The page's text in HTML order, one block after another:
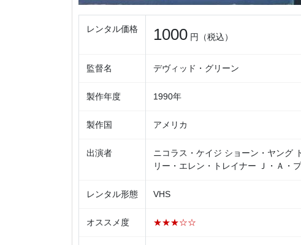
レンタル価格 1000 円（税込）
監督名 デヴィッド・グリーン
製作年度 1990年
製作国 アメリカ
出演者
ニコラス・ケイジ ショーン・ヤング
リー・エレン・トレイナー Ｊ・Ａ・
レンタル形態 VHS
オススメ度 ★★★☆☆